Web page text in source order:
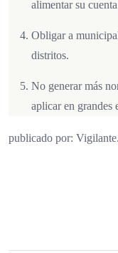
alimentar su
Obligar a
distritos.
No generar más
aplicar en grandes
publicado por: